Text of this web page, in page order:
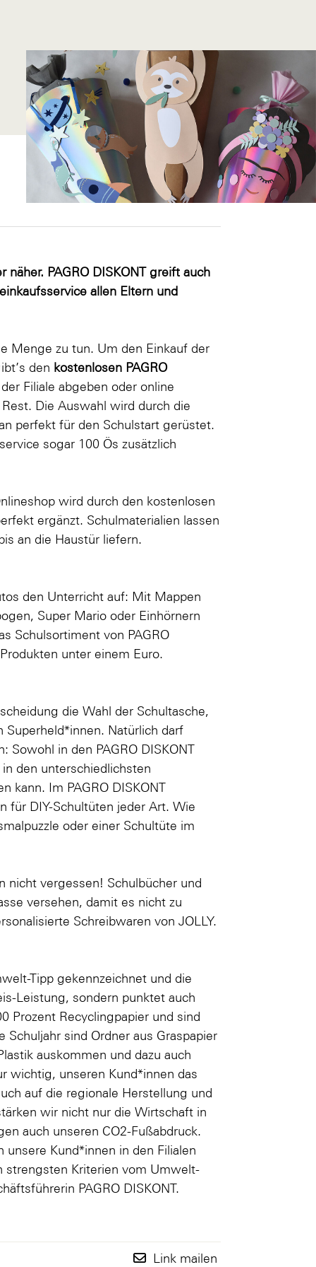
PAGRO DISKONT greift auch
allen Eltern und
Menge zu tun. Um den Einkauf der
den kostenlosen PAGRO
Filiale abgeben oderonline
Rest. Die Auswahl wird durch die
perfekt für den Schulstart gerüstet.
sogar 100 Ös zusätzlich
wird durch den kostenlosen
ergänzt. Schulmaterialien lassen
an die Haustür liefern.
den Unterricht auf: Mit Mappen
, Super Mario oder Einhörnern
Schulsortiment von PAGRO
unter einem Euro.
die Wahl der Schultasche,
Superheld*innen. Natürlich darf
Sowohl in den PAGRO DISKONT
den unterschiedlichsten
kann. Im PAGRO DISKONT
für DIY-Schultüten jeder Art. Wie
oder einer Schultüte im
nicht vergessen! Schulbücher und
versehen, damit es nicht zu
Schreibwaren von JOLLY.
Tipp gekennzeichnet und die
Leistung, sondern punktet auch
Prozent Recyclingpapier und sind
sind Ordner aus Graspapier
auskommen und dazu auch
wichtig, unseren Kund*innen das
auf die regionale Herstellung und
wir nicht nur die Wirtschaft in
auch unseren CO2-Fußabdruck.
unsere Kund*innen in den Filialen
strengsten Kriterien vom Umwelt-
PAGRO DISKONT.
Link mailen